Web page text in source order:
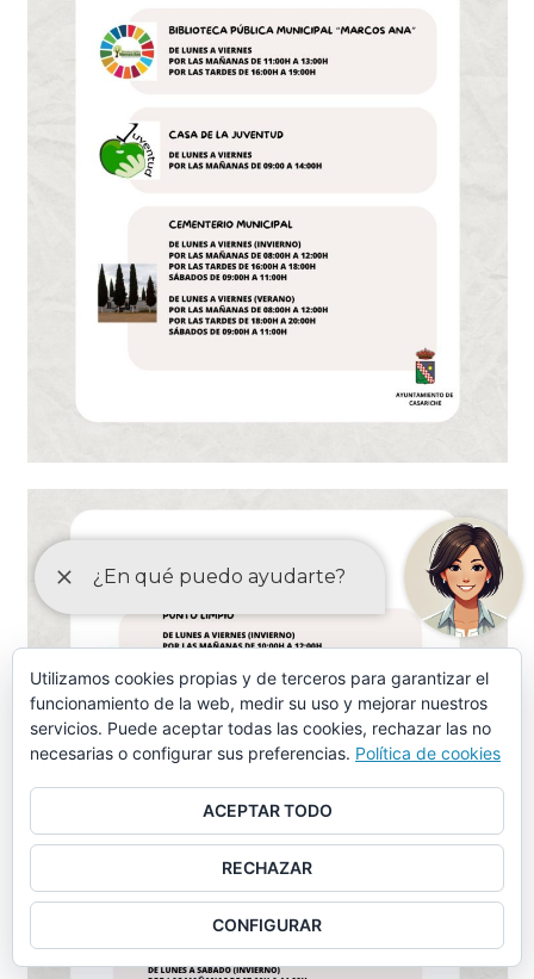
Utilizamos cookies propias y de terceros para garantizar el
funcionamiento de la web, medir su uso y mejorar nuestros
servicios. Puede aceptar todas las cookies, rechazar las no
necesarias o configurar sus preferencias. Política de cookies
ACEPTAR TODO
RECHAZAR
CONFIGURAR